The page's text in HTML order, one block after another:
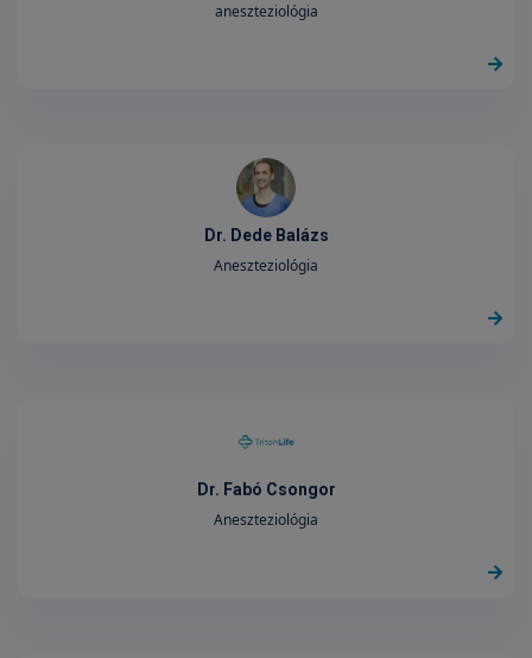
aneszteziológia
Dr. Dede Balázs
Aneszteziológia
Dr. Fabó Csongor
Aneszteziológia